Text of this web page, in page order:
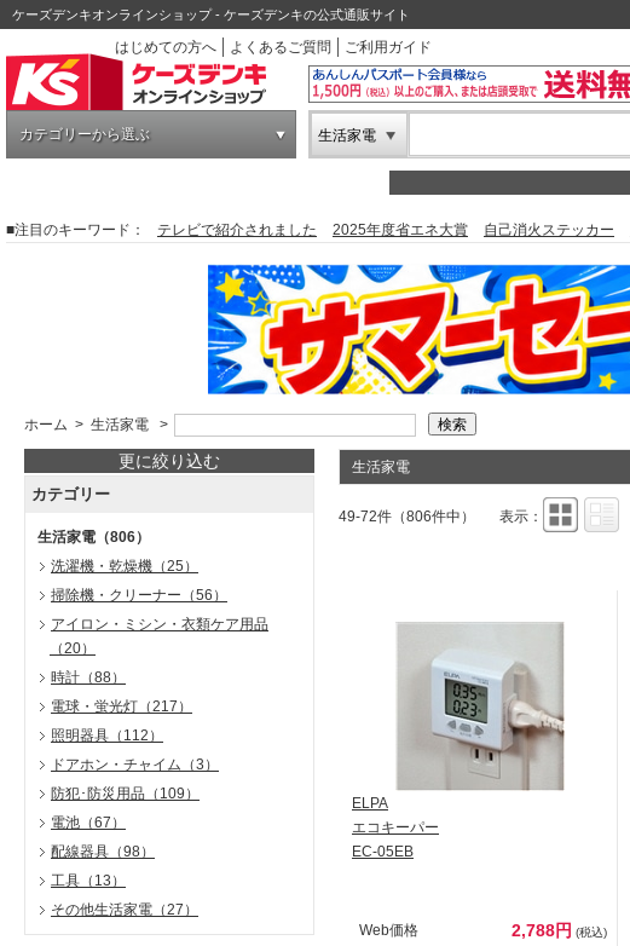
ケーズデンキオンラインショップ - ケーズデンキの公式通販サイト
はじめての方へ
よくあるご質問 ご利用ガイド
カテゴリーから選ぶ 生活家電
■注目のキーワード： テレビで紹介されました 2025年度省エネ大賞 自己消火ステッカー
ホーム > 生活家電 >
更に絞り込む
カテゴリー
生活家電 （806）
洗濯機・乾燥機 （25）
掃除機・クリーナー （56）
アイロン・ミシン・衣類ケア用品
（20）
時計 （88）
電球・蛍光灯 （217）
照明器具 （112）
ドアホン・チャイム （3）
防犯･防災用品 （109）
電池 （67）
配線器具 （98）
工具 （13）
その他生活家電 （27）
生活家電
49-72件（806件中） 表示：
ELPA
エコキーパー
EC-05EB
Web価格 2,788円 (税込)